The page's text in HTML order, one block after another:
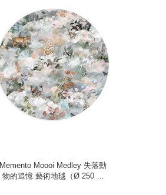
Memento Moooi Medley 失落動
物的追憶 藝術地毯（Ø 250 公